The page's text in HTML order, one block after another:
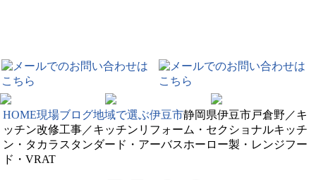
玄関ドアの交換・取替リフォーム
ニラスイホームのリフォーム大決算SALE
三島・沼津・伊豆の国周辺でエコキュートの故障・修理・交換ならニラスイ
ホーム
HOME現場ブログ地域で選ぶ伊豆市静岡県伊豆市戸倉野／キ
ッチン改修工事／キッチンリフォーム・セクショナルキッチ
ン・タカラスタンダード・アーバスホーロー製・レンジフー
ド・VRAT